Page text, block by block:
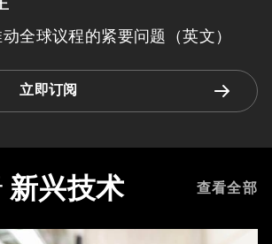
全球议程的紧要问题（英文）
立即订阅
新兴技术 查看全部